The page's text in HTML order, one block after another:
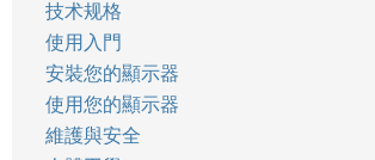
技术规格
使用入門
安裝您的顯示器
使用您的顯示器
維護與安全